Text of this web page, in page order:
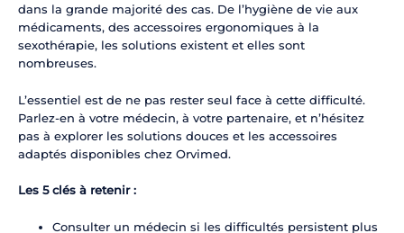
dans la grande majorité des cas. De l’hygiène de vie aux
médicaments, des accessoires ergonomiques à la
sexothérapie, les solutions existent et elles sont
nombreuses.
L’essentiel est de ne pas rester seul face à cette difficulté.
Parlez-en à votre médecin, à votre partenaire, et n’hésitez
pas à explorer les solutions douces et les accessoires
adaptés disponibles chez Orvimed.
Les 5 clés à retenir :
Consulter un médecin si les difficultés persistent plus